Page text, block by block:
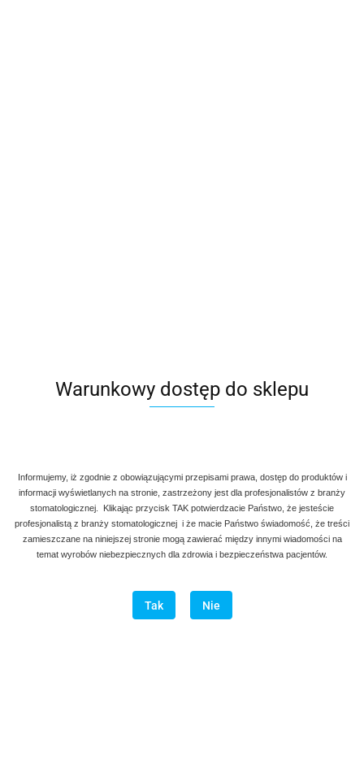
Warunkowy dostęp do sklepu
Informujemy, iż zgodnie z obowiązującymi przepisami prawa, dostęp do produktów i
informacji wyświetlanych na stronie, zastrzeżony jest dla profesjonalistów z branży
stomatologicznej. Klikając przycisk TAK potwierdzacie Państwo, że jesteście
profesjonalistą z branży stomatologicznej i że macie Państwo świadomość, że treści
zamieszczane na niniejszej stronie mogą zawierać między innymi wiadomości na
temat wyrobów niebezpiecznych dla zdrowia i bezpieczeństwa pacjentów.
Tak Nie